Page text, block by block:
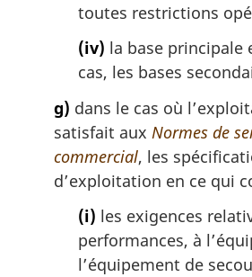
toutes restrictions
(iv) la base principale
cas, les bases
g) dans le cas où
satisfait aux Normes de
commercial, les
d’exploitation en ce qui
(i) les exigences
performances, à
l’équipement de